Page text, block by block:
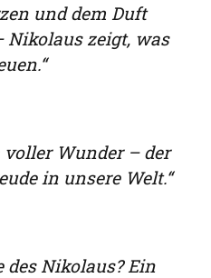
und dem Duft
zeigt, was
Wunder – der
in unsere Welt.“
des Nikolaus? Ein